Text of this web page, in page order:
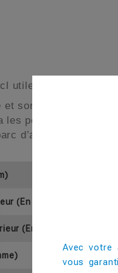
utile avec un
son capuchon, ce
les petits lors du
d’attraction ou de
(En Mm)
(En Mm)
Avec votre
vous